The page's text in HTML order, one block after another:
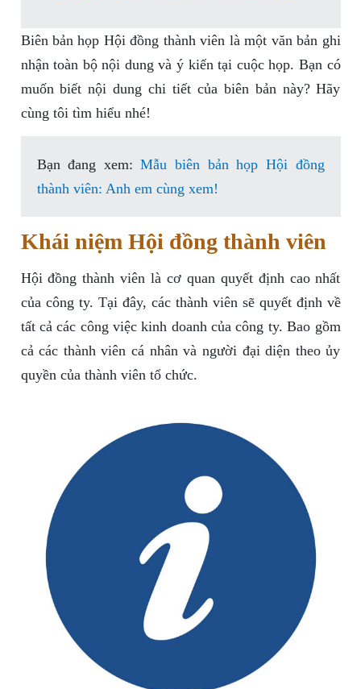
Biên bản họp Hội đồng thành viên là một văn bản ghi
nhận toàn bộ nội dung và ý kiến tại cuộc họp. Bạn có
muốn biết nội dung chi tiết của biên bản này? Hãy
cùng tôi tìm hiểu nhé!
Bạn đang xem:Mẫu biên bản họp Hội đồng
thành viên: Anh em cùng xem!
Khái niệm Hội đồng thành viên
Hội đồng thành viên là cơ quan quyết định cao nhất
của công ty. Tại đây, các thành viên sẽ quyết định về
tất cả các công việc kinh doanh của công ty. Bao gồm
cả các thành viên cá nhân và người đại diện theo ủy
quyền của thành viên tổ chức.